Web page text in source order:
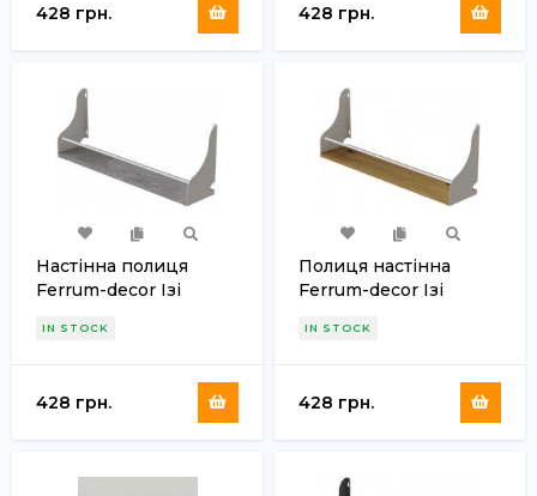
428 грн. 428 грн.
Настінна полиця
Ferrum-decor Ізі
Білий ДСП Бетон 16
IN STOCK
428 грн.
Полиця настінна
Ferrum-decor Ізі
Білий ДСП Дуб
IN STOCK
428 грн.